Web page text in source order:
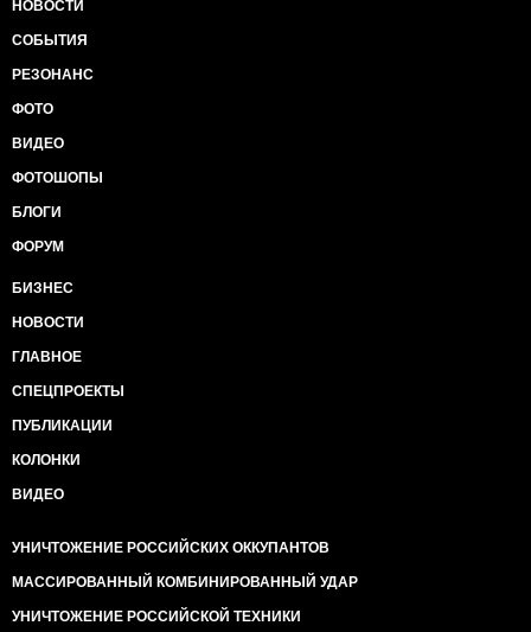
НОВОСТИ
СОБЫТИЯ
РЕЗОНАНС
ФОТО
ВИДЕО
ФОТОШОПЫ
БЛОГИ
ФОРУМ
БИЗНЕС
НОВОСТИ
ГЛАВНОЕ
СПЕЦПРОЕКТЫ
ПУБЛИКАЦИИ
КОЛОНКИ
ВИДЕО
УНИЧТОЖЕНИЕ РОССИЙСКИХ ОККУПАНТОВ
МАССИРОВАННЫЙ КОМБИНИРОВАННЫЙ УДАР
УНИЧТОЖЕНИЕ РОССИЙСКОЙ ТЕХНИКИ